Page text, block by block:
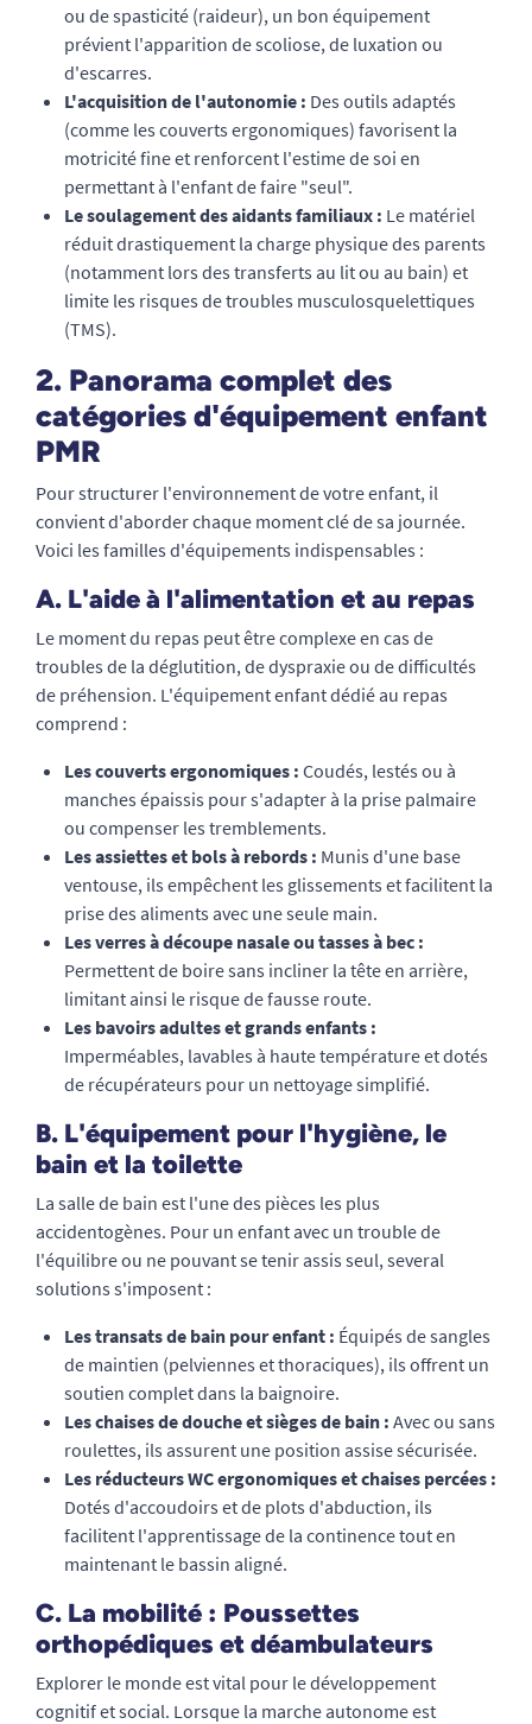
ou de spasticité (raideur), un bon équipement
prévient l'apparition de scoliose, de luxation ou
d'escarres.
L'acquisition de l'autonomie : Des outils adaptés
(comme les couverts ergonomiques) favorisent la
motricité fine et renforcent l'estime de soi en
permettant à l'enfant de faire "seul".
Le soulagement des aidants familiaux : Le matériel
réduit drastiquement la charge physique des parents
(notamment lors des transferts au lit ou au bain) et
limite les risques de troubles musculosquelettiques
(TMS).
2. Panorama complet des
catégories d'équipement enfant
PMR
Pour structurer l'environnement de votre enfant, il
convient d'aborder chaque moment clé de sa journée.
Voici les familles d'équipements indispensables :
A. L'aide à l'alimentation et au repas
Le moment du repas peut être complexe en cas de
troubles de la déglutition, de dyspraxie ou de difficultés
de préhension. L'équipement enfant dédié au repas
comprend :
Les couverts ergonomiques : Coudés, lestés ou à
manches épaissis pour s'adapter à la prise palmaire
ou compenser les tremblements.
Les assiettes et bols à rebords : Munis d'une base
ventouse, ils empêchent les glissements et facilitent la
prise des aliments avec une seule main.
Les verres à découpe nasale ou tasses à bec :
Permettent de boire sans incliner la tête en arrière,
limitant ainsi le risque de fausse route.
Les bavoirs adultes et grands enfants :
Imperméables, lavables à haute température et dotés
de récupérateurs pour un nettoyage simplifié.
B. L'équipement pour l'hygiène, le
bain et la toilette
La salle de bain est l'une des pièces les plus
accidentogènes. Pour un enfant avec un trouble de
l'équilibre ou ne pouvant se tenir assis seul, several
solutions s'imposent :
Les transats de bain pour enfant : Équipés de sangles
de maintien (pelviennes et thoraciques), ils offrent un
soutien complet dans la baignoire.
Les chaises de douche et sièges de bain : Avec ou sans
roulettes, ils assurent une position assise sécurisée.
Les réducteurs WC ergonomiques et chaises percées :
Dotés d'accoudoirs et de plots d'abduction, ils
facilitent l'apprentissage de la continence tout en
maintenant le bassin aligné.
C. La mobilité : Poussettes
orthopédiques et déambulateurs
Explorer le monde est vital pour le développement
cognitif et social. Lorsque la marche autonome est